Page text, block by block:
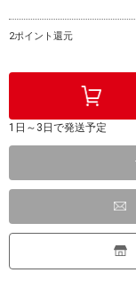
2ポイント還元
1日～3日で発送予定